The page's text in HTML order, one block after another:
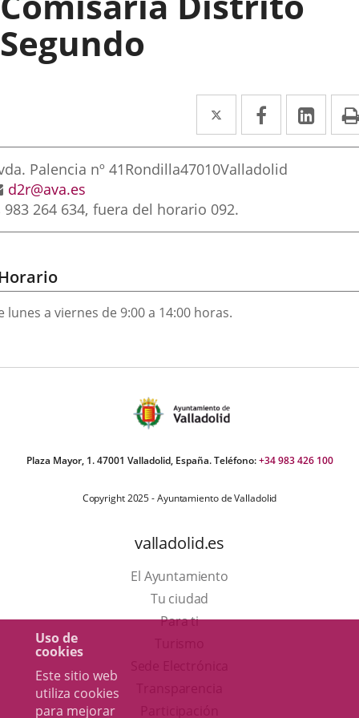
Uso de
cookies
Este sitio web
utiliza cookies
para mejorar
Segundo
Twitter
Enlace
a
una
externa.
Facebook
Enlace
a
una
a
Palencia nº 41Rondilla47010Valladolid
Dirección
de
correo
d2r@ava.es
Teléfonos
983 264 634 fuera del horario 092.
lunes a viernes de 9:00 a 14:00 horas.
Plaza Mayor, 1. 47001 Valladolid, España. Teléfono:+34 983 426 100
Copyright 2025 - Ayuntamiento de Valladolid
valladolid.es
El Ayuntamiento
Tu ciudad
Para ti